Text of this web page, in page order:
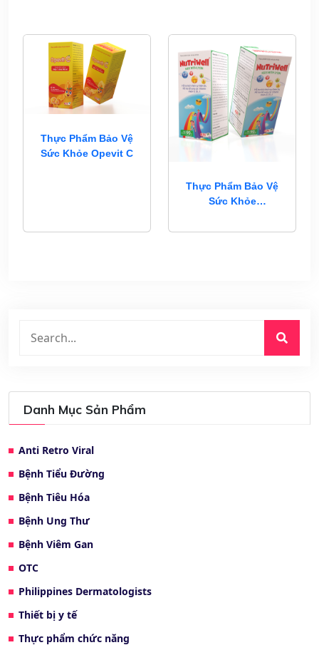
Thực Phẩm Bảo Vệ
Sức Khỏe Opevit C
Thực Phẩm Bảo Vệ
Sức Khỏe
Danh Mục Sản Phẩm
Anti Retro Viral
Bệnh Tiểu Đường
Bệnh Tiêu Hóa
Bệnh Ung Thư
Bệnh Viêm Gan
OTC
Philippines Dermatologists
Thiết bị y tế
Thực phẩm chức năng